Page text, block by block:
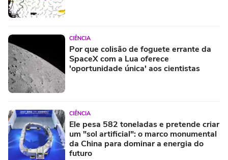
CIÊNCIA
Por que colisão de foguete errante da
SpaceX com a Lua oferece
'oportunidade única' aos cientistas
CIÊNCIA
Ele pesa 582 toneladas e pretende criar
um "sol artificial": o marco monumental
da China para dominar a energia do
futuro